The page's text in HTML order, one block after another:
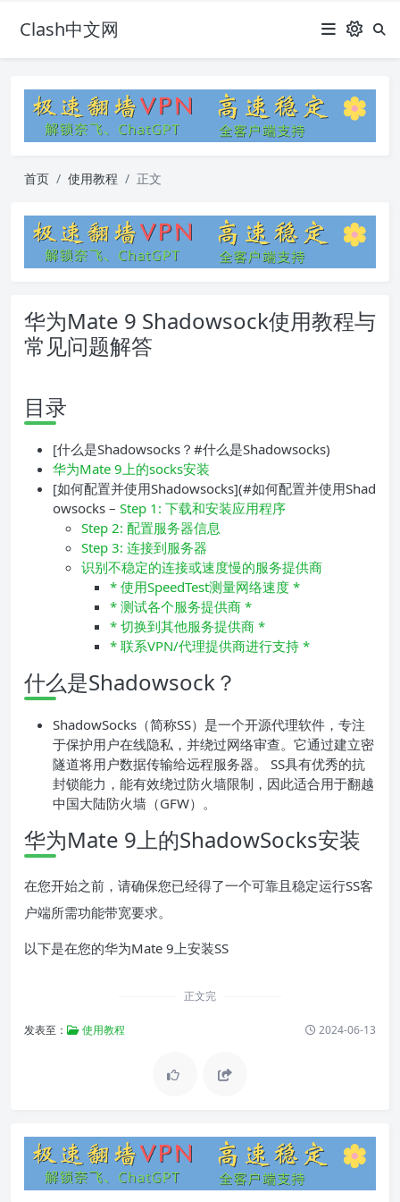
Clash中文网
首页 使用教程 正文
华为Mate 9 Shadowsock使用教程与
常见问题解答
目录
[什么是Shadowsocks？#什么是Shadowsocks)
华为Mate 9上的socks安装
[如何配置并使用Shadowsocks](#如何配置并使用Shad
owsocks – Step 1: 下载和安装应用程序
Step 2: 配置服务器信息
Step 3: 连接到服务器
识别不稳定的连接或速度慢的服务提供商
* 使用SpeedTest测量网络速度 *
* 测试各个服务提供商 *
* 切换到其他服务提供商 *
* 联系VPN/代理提供商进行支持 *
什么是Shadowsock？
ShadowSocks（简称SS）是一个开源代理软件，专注
于保护用户在线隐私，并绕过网络审查。它通过建立密
隧道将用户数据传输给远程服务器。 SS具有优秀的抗
封锁能力，能有效绕过防火墙限制，因此适合用于翻越
中国大陆防火墙（GFW）。
华为Mate 9上的ShadowSocks安装
在您开始之前，请确保您已经得了一个可靠且稳定运行SS客
户端所需功能带宽要求。
以下是在您的华为Mate 9上安装SS
正文完
发表至： 使用教程 2024-06-13